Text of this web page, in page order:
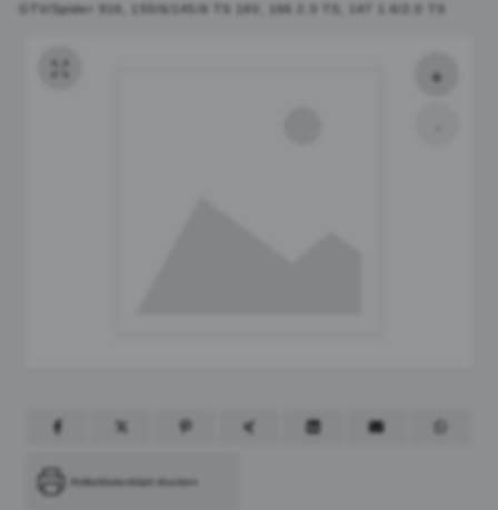
GTV/Spider 916, 155/6/145/6 TS 16V, 166 2.0 TS, 147 1.6/2.0 TS
Artikeldatenblatt drucken